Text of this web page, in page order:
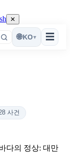
✕
☰
🌐KO▾
사건
다의 정상: 대만